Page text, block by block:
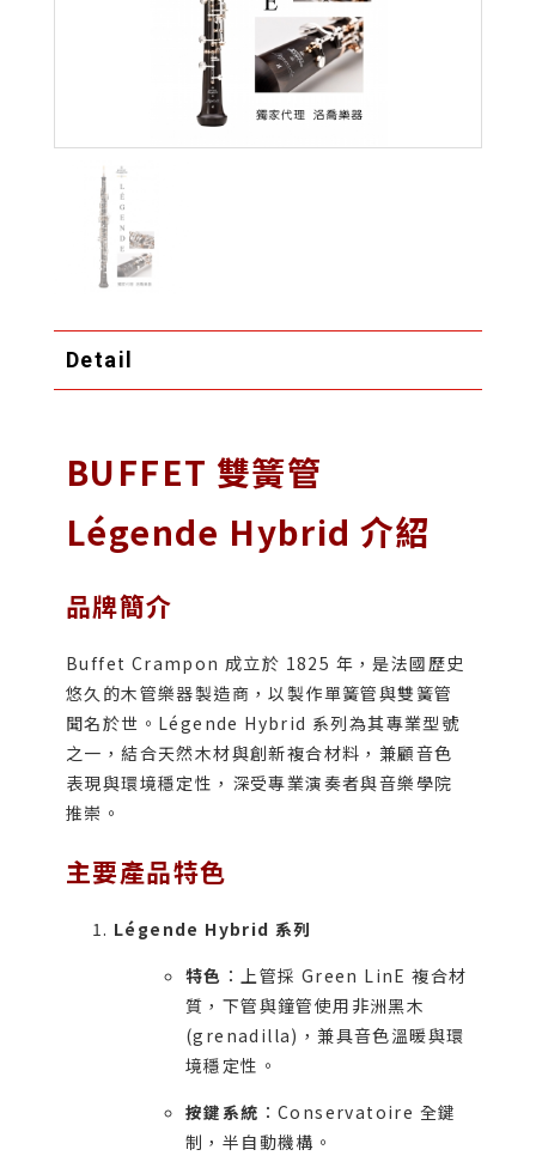
Detail
BUFFET 雙簧管
Légende Hybrid 介紹
品牌簡介
Buffet Crampon 成立於 1825 年，是法國歷史
悠久的木管樂器製造商，以製作單簧管與雙簧管
聞名於世。Légende Hybrid 系列為其專業型號
之一，結合天然木材與創新複合材料，兼顧音色
表現與環境穩定性，深受專業演奏者與音樂學院
推崇。
主要產品特色
Légende Hybrid 系列
特色 ：上管採 Green LinE 複合材
質，下管與鐘管使用非洲黑木
(grenadilla)，兼具音色溫暖與環
境穩定性。
按鍵系統 ：Conservatoire 全鍵
制，半自動機構。